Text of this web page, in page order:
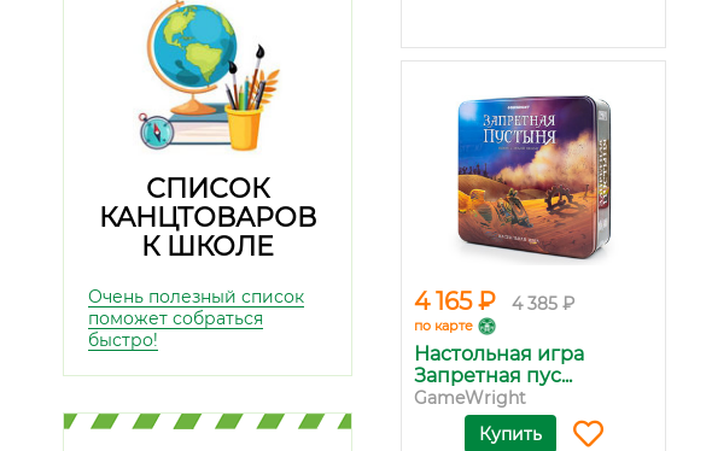
СПИСОК
КАНЦТОВАРОВ
К ШКОЛЕ
Очень полезный список
поможет собраться
быстро!
4 165 ₽ 4 385 ₽
по карте
Настольная игра
Запретная пус...
GameWright
Купить